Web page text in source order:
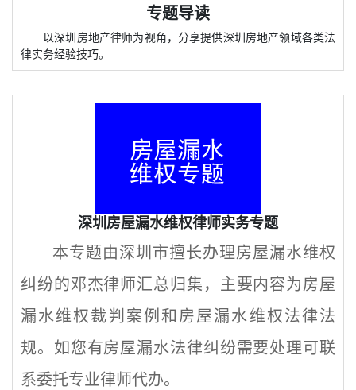
专题导读
以深圳房地产律师为视角，分享提供深圳房地产领域各类法
律实务经验技巧。
深圳房屋漏水维权律师实务专题
本专题由深圳市擅长办理房屋漏水维权
纠纷的邓杰律师汇总归集，主要内容为房屋
漏水维权裁判案例和房屋漏水维权法律法
规。如您有房屋漏水法律纠纷需要处理可联
系委托专业律师代办。